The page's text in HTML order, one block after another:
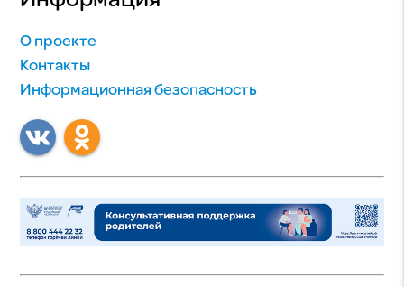
О проекте
Контакты
Информационная безопасность